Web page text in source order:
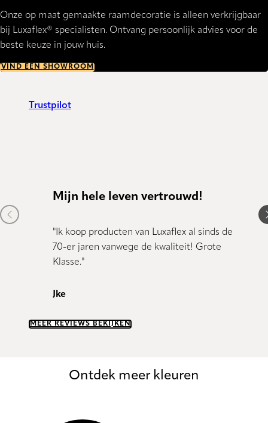
Onze op maat gemaakte raamdecoratie is alleen verkrijgbaar
bij Luxaflex® specialisten. Ontvang persoonlijk advies voor de
beste keuze in jouw huis.
VIND EEN SHOWROOM
Trustpilot
Mijn hele leven vertrouwd!
"Ik koop producten van Luxaflex al sinds de
70-er jaren vanwege de kwaliteit! Grote
Klasse."
Jke
MEER REVIEWS BEKIJKEN
Previous item
Ontdek meer kleuren